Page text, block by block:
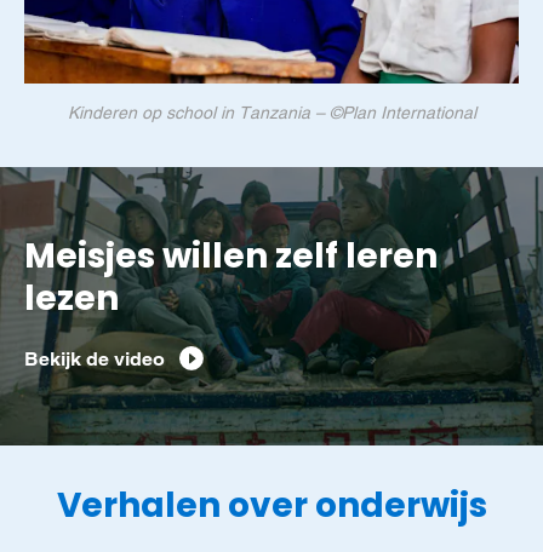
Kinderen op school in Tanzania – ©Plan International
Meisjes willen zelf leren
lezen
Bekijk de video
Verhalen over onderwijs